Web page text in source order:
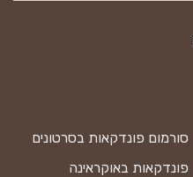
סורמום פונדקאות בסרטונים
פונדקאות באוקראינה